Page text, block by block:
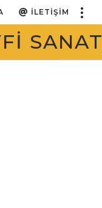
İLETIŞIM
SANAT